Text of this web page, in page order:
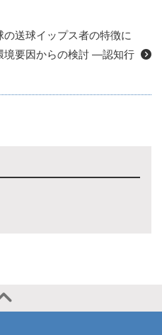
送球イップス者の特徴に
境要因からの検討 ―認知行